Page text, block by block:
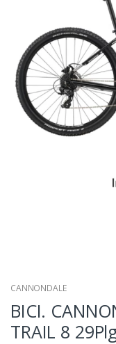
CANNONDALE
BICI.
TRAIL 8